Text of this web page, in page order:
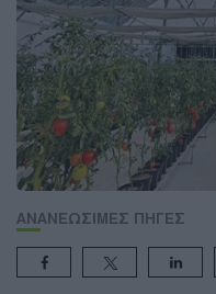
ΑΝΑΝΕΩΣΙΜΕΣ ΠΗΓΕΣ